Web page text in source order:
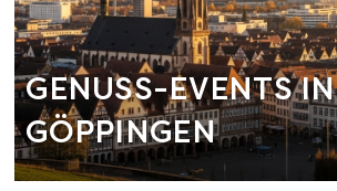
GENUSS-EVENTS IN
GÖPPINGEN